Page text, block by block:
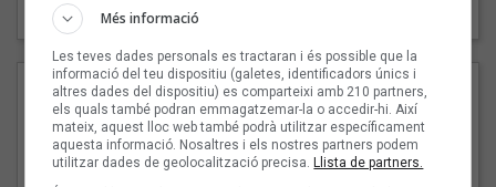
Pep Álvarez amb Joan Muntaner (Xanguito)
Més informació
Les teves dades personals es tractaran i és possible que la
informació del teu dispositiu (galetes, identificadors únics i
altres dades del dispositiu) es comparteixi amb 210 partners,
els quals també podran emmagatzemar-la o accedir-hi. Així
mateix, aquest lloc web també podrà utilitzar específicament
aquesta informació. Nosaltres i els nostres partners podem
utilitzar dades de geolocalització precisa. Llista de partners.